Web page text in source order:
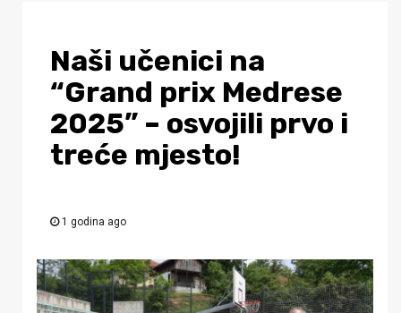
Naši učenici na
“Grand prix Medrese
2025” – osvojili prvo i
treće mjesto!
1 godina ago